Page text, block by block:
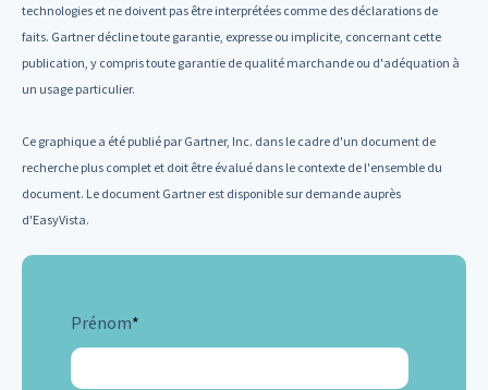
technologies et ne doivent pas être interprétées comme des déclarations de
faits. Gartner décline toute garantie, expresse ou implicite, concernant cette
publication, y compris toute garantie de qualité marchande ou d'adéquation à
un usage particulier.
Ce graphique a été publié par Gartner, Inc. dans le cadre d'un document de
recherche plus complet et doit être évalué dans le contexte de l'ensemble du
document. Le document Gartner est disponible sur demande auprès
d'EasyVista.
Prénom*